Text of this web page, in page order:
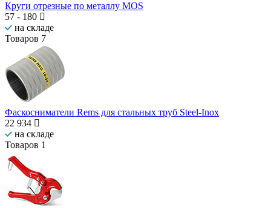
Круги отрезные по металлу MOS
57 - 180
на складе
Товаров 7
Фаскосниматели Rems для стальных труб Steel-Inox
22 934
на складе
Товаров 1